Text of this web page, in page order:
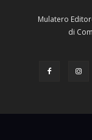
Mulatero
di